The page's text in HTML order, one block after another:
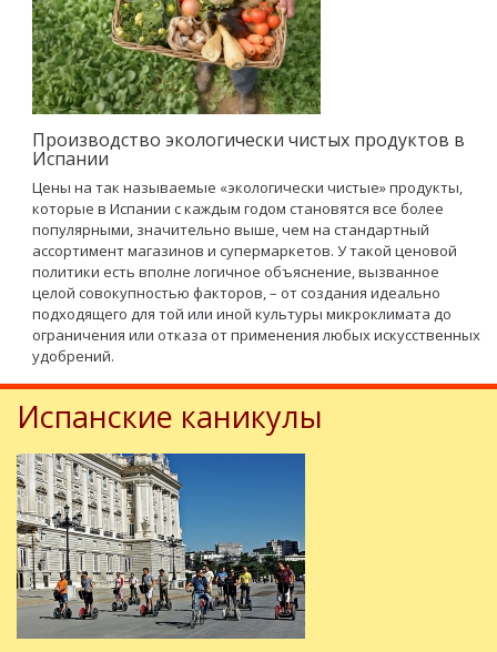
Производство экологически чистых продуктов в
Испании
Цены на так называемые «экологически чистые» продукты,
которые в Испании с каждым годом становятся все более
популярными, значительно выше, чем на стандартный
ассортимент магазинов и супермаркетов. У такой ценовой
политики есть вполне логичное объяснение, вызванное
целой совокупностью факторов, – от создания идеально
подходящего для той или иной культуры микроклимата до
ограничения или отказа от применения любых искусственных
удобрений.
Испанские каникулы